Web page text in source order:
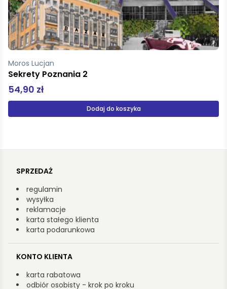
Musierowicz Małgorzata
Kwiat kalafiora
49,99 zł
Dodaj do koszyka
SPRZEDAŻ
regulamin
wysyłka
reklamacje
karta stałego klienta
karta podarunkowa
KONTO KLIENTA
karta rabatowa
odbiór osobisty - krok po kroku